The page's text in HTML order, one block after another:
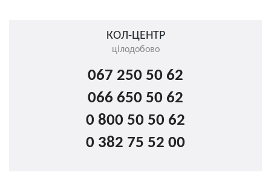
КОЛ-ЦЕНТР
цілодобово
067 250 50 62
066 650 50 62
0 800 50 50 62
0 382 75 52 00